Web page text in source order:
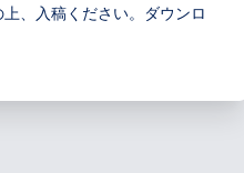
、入稿ください。ダウンロ